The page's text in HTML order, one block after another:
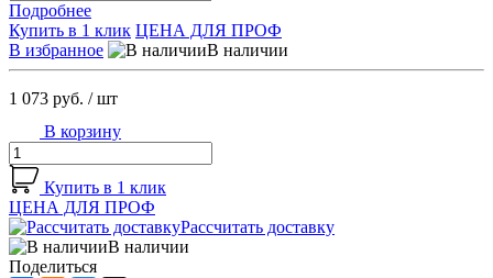
Подробнее
Купить в 1 клик ЦЕНА ДЛЯ ПРОФ
В избранное
В наличии
1 073 руб. / шт
В корзину
Купить в 1 клик
ЦЕНА ДЛЯ ПРОФ
Рассчитать доставку
В наличии
Поделиться